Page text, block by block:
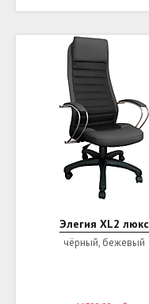
Элегия XL2 люкс
чёрный, бежевый